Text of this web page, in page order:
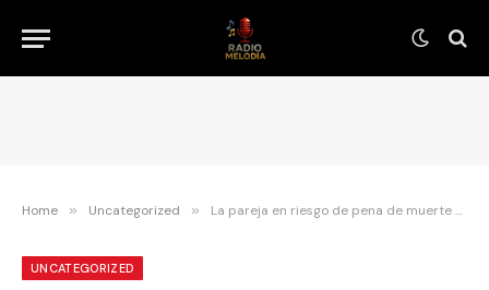
Home » Uncategorized » La pareja en riesgo de pena de muerte por construir una casa en el mar
UNCATEGORIZED